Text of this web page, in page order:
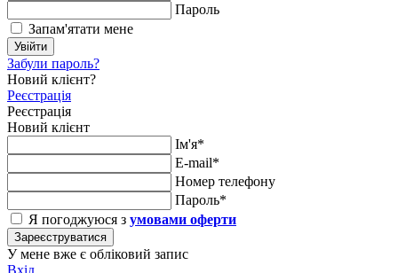
Пароль
Запам'ятати мене
Увійти
Забули пароль?
Новий клієнт?
Реєстрація
Реєстрація
Новий клієнт
Ім'я*
E-mail*
Номер телефону
Пароль*
Я погоджуюся з умовами оферти
Зареєструватися
У мене вже є обліковий запис
Вхід